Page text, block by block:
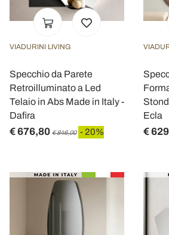
VIADURINI LIVING
Specchio da Parete
Retroilluminato a Led
Telaio in Abs Made in Italy -
Dafira
€ 676,80 € 846,00 - 20%
Ecla
€